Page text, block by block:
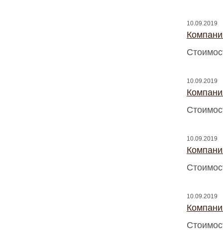
10.09.2019
10.09.2019
10.09.2019
10.09.2019